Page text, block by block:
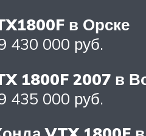
в Орске
430 000 руб.
1800F 2007 в
435 000 руб.